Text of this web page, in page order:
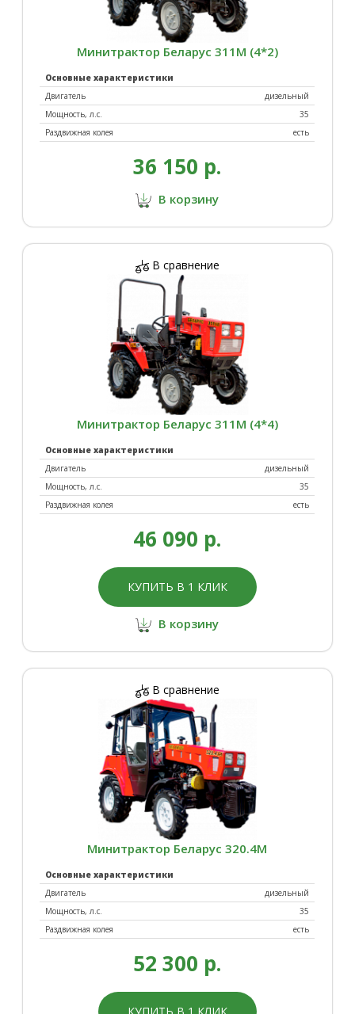
Минитрактор Беларус 311М (4*2)
Основные характеристики
Двигатель
дизельный
Мощность, л.с.
35
Раздвижная колея
есть
36 150 р.
В корзину
В сравнение
Минитрактор Беларус 311М (4*4)
Основные характеристики
Двигатель
дизельный
Мощность, л.с.
35
Раздвижная колея
есть
46 090 р.
КУПИТЬ В 1 КЛИК
В корзину
В сравнение
Минитрактор Беларус 320.4М
Основные характеристики
Двигатель
дизельный
Мощность, л.с.
35
Раздвижная колея
есть
52 300 р.